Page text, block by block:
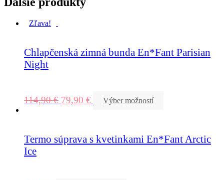
Zľava!
Chlapčenská zimná bunda En*Fant Parisian
Night
114,90€ 79,90 € Výber možností
Termo súprava s kvetinkami En*Fant Arctic
Ice